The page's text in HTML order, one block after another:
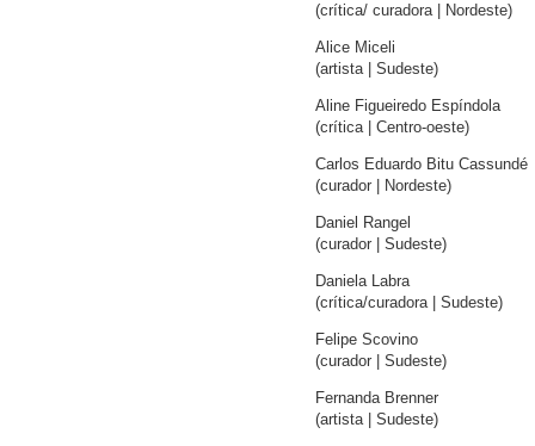
(crítica/ curadora | Nordeste)
Alice Miceli
(artista | Sudeste)
Aline Figueiredo Espíndola
(crítica | Centro-oeste)
Carlos Eduardo Bitu Cassundé
(curador | Nordeste)
Daniel Rangel
(curador | Sudeste)
Daniela Labra
(crítica/curadora | Sudeste)
Felipe Scovino
(curador | Sudeste)
Fernanda Brenner
(artista | Sudeste)